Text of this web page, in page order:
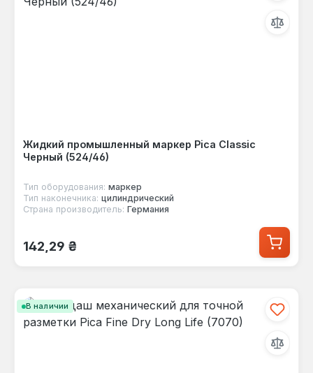
Жидкий промышленный маркер Pica Classic
Черный (524/46)
Тип оборудования: маркер
Тип наконечника: цилиндрический
Страна производитель: Германия
Обычная цена:
142,29 ₴
В наличии